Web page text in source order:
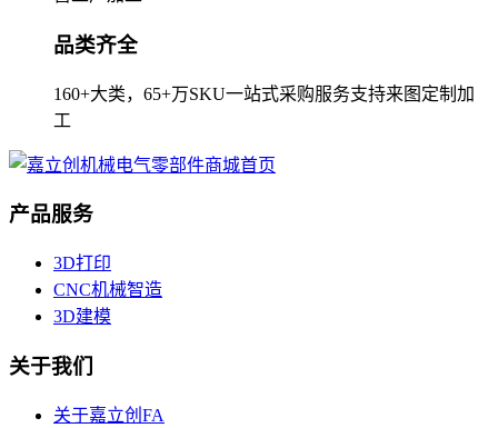
品类齐全
160+大类，65+万SKU一站式采购服务支持来图定制加
工
产品服务
3D打印
CNC机械智造
3D建模
关于我们
关于嘉立创FA